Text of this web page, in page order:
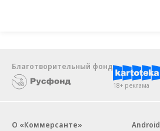
Благотворительный фонд
18+ реклама
О «Коммерсанте»
Android